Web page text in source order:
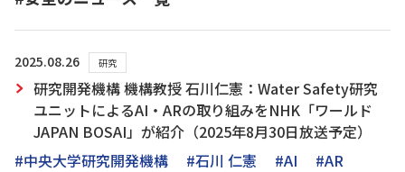
2025.08.26 研究
研究開発機構 機構教授 石川仁憲：Water Safety研究
ユニットによるAI・ARの取り組みをNHK「ワールド
JAPAN BOSAI」が紹介（2025年8月30日放送予定）
#中央大学研究開発機構
#石川 仁憲 #AI
#AR